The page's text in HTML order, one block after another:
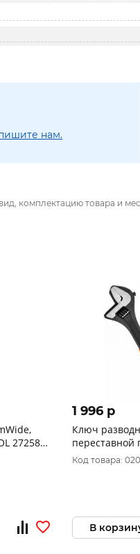
нам.
комплектацию товара и
27258-
1 996 p
Ключ
переставной
ЦИ 1355
Код товара:
В